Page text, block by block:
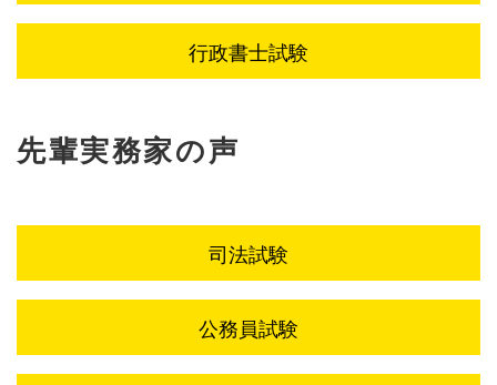
行政書士試験
先輩実務家の声
司法試験
公務員試験